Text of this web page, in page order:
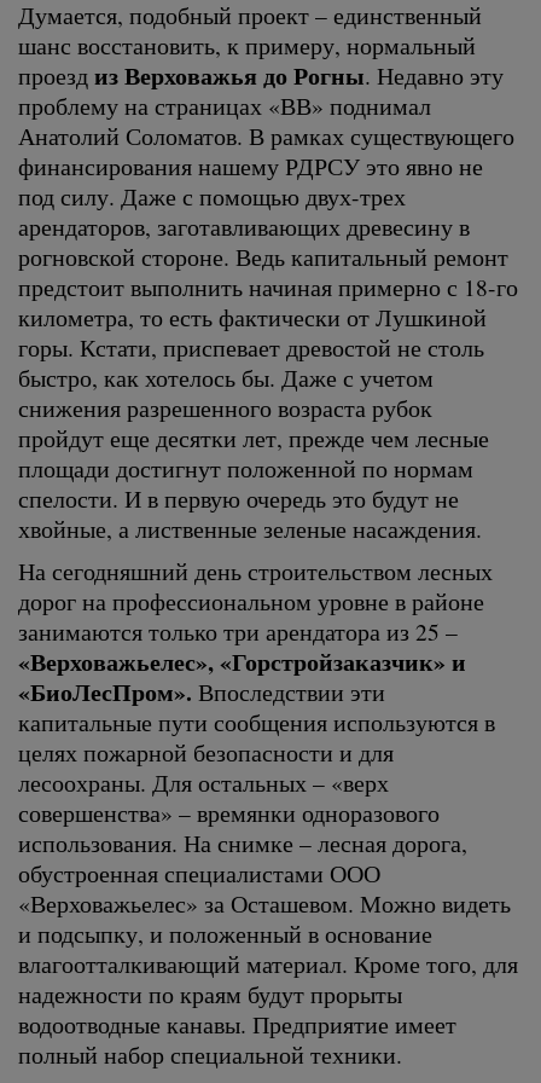
Думается, подобный проект – единственный
шанс восстановить, к примеру, нормальный
проездиз Верховажья до Рогны. Недавно эту
проблему на страницах «ВВ» поднимал
Анатолий Соломатов. В рамках существующего
финансирования нашему РДРСУ это явно не
под силу. Даже с помощью двух-трех
арендаторов, заготавливающих древесину в
рогновской стороне. Ведь капитальный ремонт
предстоит выполнить начиная примерно с 18-го
километра, то есть фактически от Лушкиной
горы. Кстати, приспевает древостой не столь
быстро, как хотелось бы. Даже с учетом
снижения разрешенного возраста рубок
пройдут еще десятки лет, прежде чем лесные
площади достигнут положенной по нормам
спелости. И в первую очередь это будут не
хвойные, а лиственные зеленые насаждения.
На сегодняшний день строительством лесных
дорог на профессиональном уровне в районе
занимаются только три арендатора из 25 –
«Верховажьелес», «Горстройзаказчик» и
«БиоЛесПром». Впоследствии эти
капитальные пути сообщения используются в
целях пожарной безопасности и для
лесоохраны. Для остальных – «верх
совершенства» – времянки одноразового
использования. На снимке – лесная дорога,
обустроенная специалистами ООО
«Верховажьелес» за Осташевом. Можно видеть
и подсыпку, и положенный в основание
влагоотталкивающий материал. Кроме того, для
надежности по краям будут прорыты
водоотводные канавы. Предприятие имеет
полный набор специальной техники.